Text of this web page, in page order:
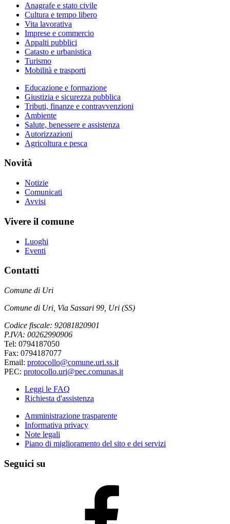
Anagrafe e stato civile
Cultura e tempo libero
Vita lavorativa
Imprese e commercio
Appalti pubblici
Catasto e urbanistica
Turismo
Mobilità e trasporti
Educazione e formazione
Giustizia e sicurezza pubblica
Tributi, finanze e contravvenzioni
Ambiente
Salute, benessere e assistenza
Autorizzazioni
Agricoltura e pesca
Novità
Notizie
Comunicati
Avvisi
Vivere il comune
Luoghi
Eventi
Contatti
Comune di Uri
Comune di Uri, Via Sassari 99, Uri (SS)
Codice fiscale: 92081820901
P.IVA: 00262990906
Tel: 0794187050
Fax: 0794187077
Email: protocollo@comune.uri.ss.it
PEC: protocollo.uri@pec.comunas.it
Leggi le FAQ
Richiesta d'assistenza
Amministrazione trasparente
Informativa privacy
Note legali
Piano di miglioramento del sito e dei servizi
Seguici su